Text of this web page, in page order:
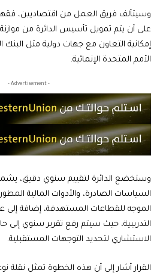
وسيتألف فريق العمل من اقتصاديين،
على أن يتم تمويل تأسيس الدائرة من
إمكانية التعاون مع جهات دولية مثل البنك
الأمم المتحدة الإنمائية.
- Advertisement -
وستخضع الدائرة لتقييم سنوي دقيق،
السياسات الصادرة، والأدوات المالية
الموجه للقطاعات المستهدفة، إضافة إلى
التدريبية، حيث سيتم رفع تقرير سنوي
الاستشاري لتحديد التوجهات المستقبلية.
القرار أشار إلى أن هذه الخطوة تمثل نقلة